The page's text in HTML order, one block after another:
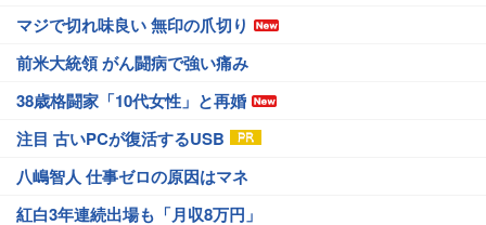
マジで切れ味良い 無印の爪切り
前米大統領 がん闘病で強い痛み
38歳格闘家「10代女性」と再婚
注目 古いPCが復活するUSB
八嶋智人 仕事ゼロの原因はマネ
紅白3年連続出場も「月収8万円」